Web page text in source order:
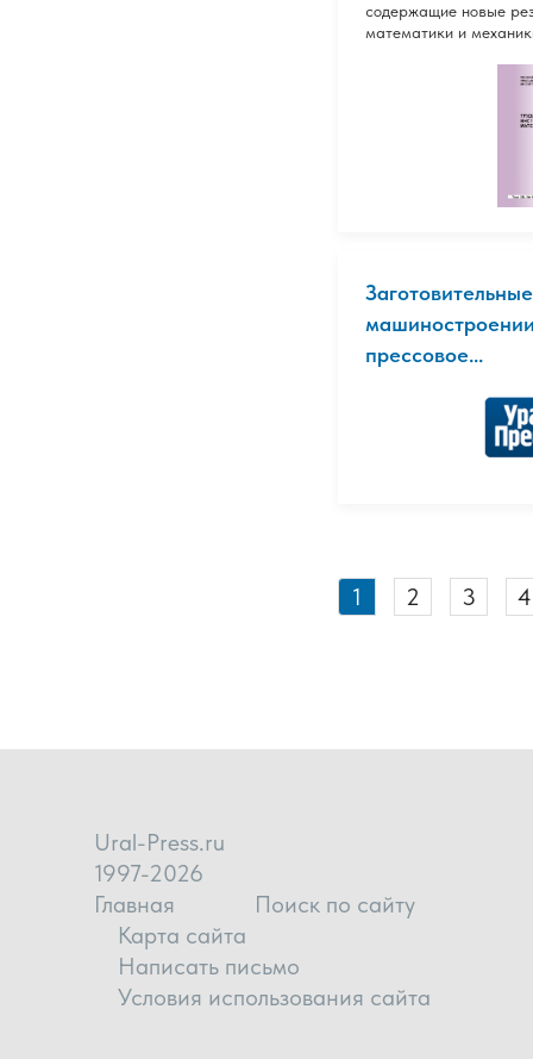
содержащие новые
математики и
прессовое...
1 2 3 4
Ural-Press.ru
1997-2026
Главная
Поиск по сайту
Карта сайта
Написать письмо
Условия использования сайта